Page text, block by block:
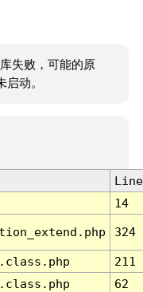
失败，可能的原
动。
Line
14
324
211
62